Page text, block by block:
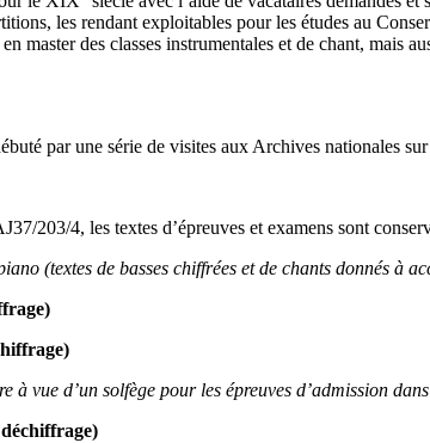
les rendant exploitables pour les études au
master des classes instrumentales et de chant, mais
par une série de visites aux Archives nationales
203/4, les textes d’épreuves et examens sont
(textes de basses chiffrées et de chants donnés à
vue d’un solfège pour les épreuves d’admission